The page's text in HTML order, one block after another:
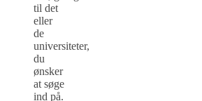
til det
eller
de
universiteter,
du
ønsker
at søge
ind på.